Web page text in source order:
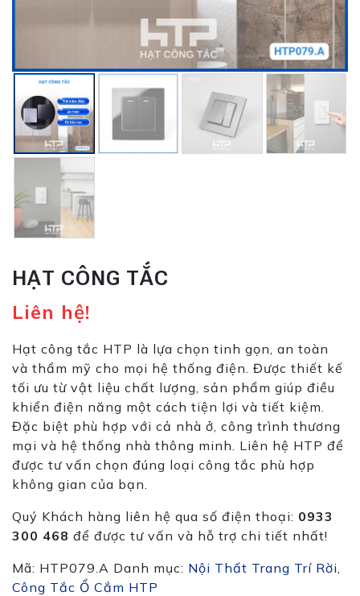
HẠT CÔNG TẮC
Liên hệ!
Hạt công tắc HTP là lựa chọn tinh gọn, an toàn
và thẩm mỹ cho mọi hệ thống điện. Được thiết kế
tối ưu từ vật liệu chất lượng, sản phẩm giúp điều
khiển điện năng một cách tiện lợi và tiết kiệm.
Đặc biệt phù hợp với cả nhà ở, công trình thương
mại và hệ thống nhà thông minh. Liên hệ HTP để
được tư vấn chọn đúng loại công tắc phù hợp
không gian của bạn.
Quý Khách hàng liên hệ qua số điện thoại: 0933
300 468 để được tư vấn và hỗ trợ chi tiết nhất!
Mã: HTP079.A Danh mục: Nội Thất Trang Trí Rời
Công Tắc Ổ Cắm HTP